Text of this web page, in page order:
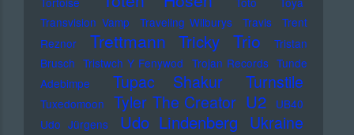
Transvision Vamp
Traveling Wilburys Travis
Trent
Reznor
Trettmann Tricky Trio
Tristan
Brusch Tristwch Y Fenywod Trojan Records Tunde
Adebimpe
Tupac Shakur Turnstile
Tuxedomoon Tyler The Creator U2
UB40
Udo Jürgens
Udo Lindenberg Ukraine